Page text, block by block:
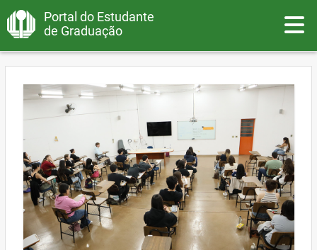
Portal do Estudante
de Graduação